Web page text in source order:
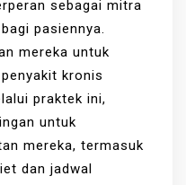
sebagai mitra
pasiennya.
mereka untuk
kronis
praktek ini,
untuk
mereka, termasuk
dan jadwal